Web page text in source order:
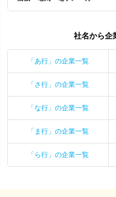
社名から企
「あ行」の企業一覧
「さ行」の企業一覧
「な行」の企業一覧
「ま行」の企業一覧
「ら行」の企業一覧